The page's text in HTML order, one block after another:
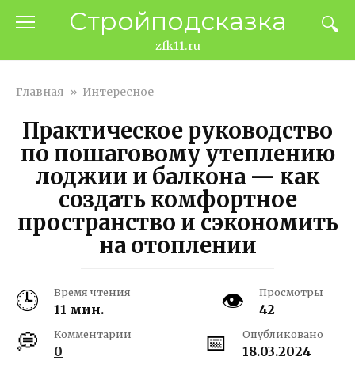
Стройподсказка
zfk11.ru
Главная » Интересное
Практическое руководство
по пошаговому утеплению
лоджии и балкона — как
создать комфортное
пространство и сэкономить
на отоплении
Время чтения
11 мин.
Просмотры
42
Комментарии
0
Опубликовано
18.03.2024